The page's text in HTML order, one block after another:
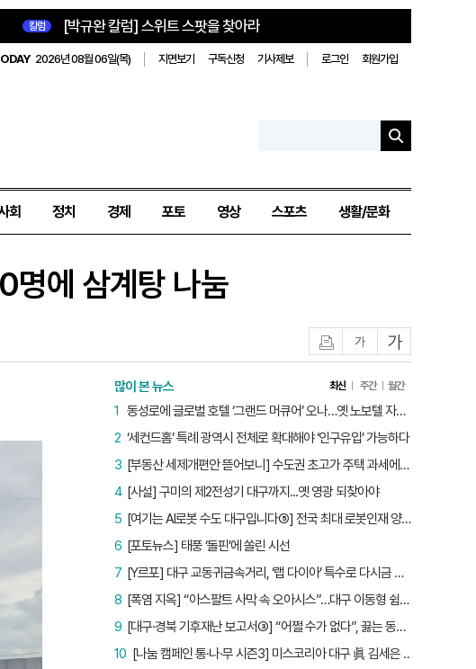
칼럼 [박규완 칼럼] 스위트 스팟을 찾아라
2026년 08월 06일(목) 지면보기 구독신청 기사제보 로그인 회원가입
회 정치 경제 포토 영상 스포츠 생활/문화
명에 삼계탕 나눔
글자작게글자크게
많이 본 뉴스 최신 주간 월간
동성로에 글로벌 호텔 ‘그랜드 머큐어’ 오나…옛 노보텔 자리 사무실 개설
1
‘세컨드홈’ 특례 광역시 전체로 확대해야 ‘인구유입’ 가능하다
2
[부동산 세제개편안 뜯어보니] 수도권 초고가 주택 과세에만 초점…침체된 지방 부동산 대책은 없다
3
[사설] 구미의 제2전성기 대구까지...옛 영광 되찾아야
4
[여기는 AI로봇 수도 대구입니다⑤] 전국 최대 로봇인재 양성소…“대구산업 맞춤형 교육과정 만들자”
5
[포토뉴스] 태풍 ‘돌핀’에 쏠린 시선
6
[Y르포] 대구 교동귀금속거리, ‘랩 다이아’ 특수로 다시금 활기…“반짝 인기 의존 않는 지속 가능 성장 동력 마련해야”
7
[폭염 지옥] “아스팔트 사막 속 오아시스”…대구 이동형 쉼터 버스 ‘북적’, 지하철역도 ‘바글’
8
[대구·경북 기후재난 보고서③] “어쩔 수가 없다”, 끓는 동해…‘절멸 위기’ 경북 수산업
9
[나눔 캠페인 통·나·무 시즌3] 미스코리아 대구 眞 김세은 “내가 받은 응원, 다음 사람에게”
10